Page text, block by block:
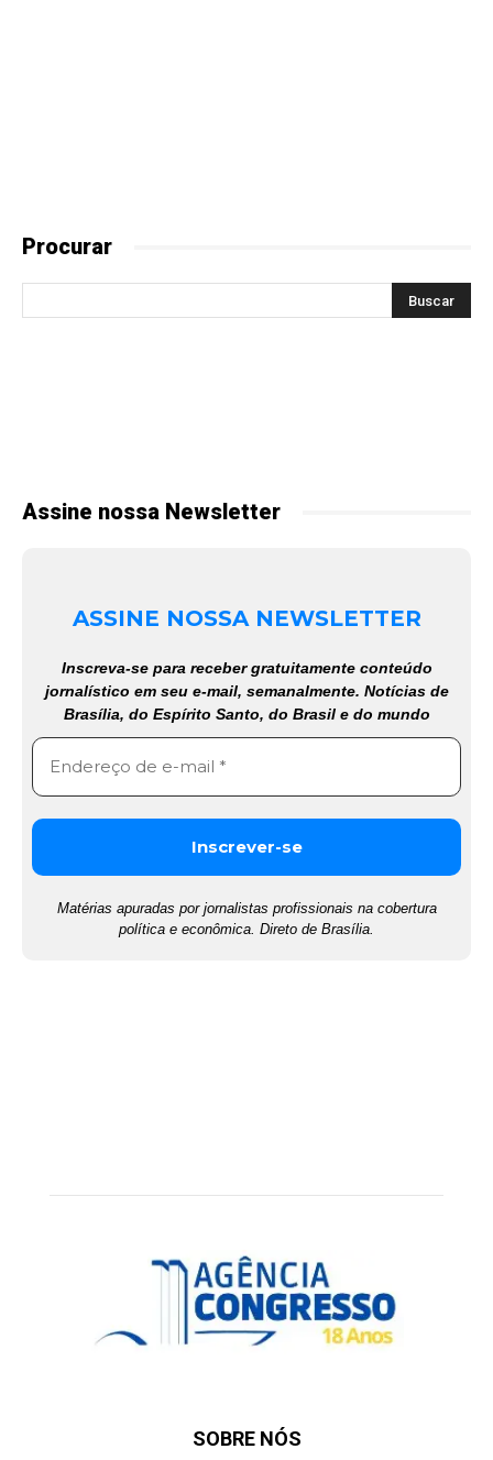
Procurar
Assine nossa Newsletter
ASSINE NOSSA NEWSLETTER
Inscreva-se para receber gratuitamente conteúdo
jornalístico em seu e-mail, semanalmente. Notícias de
Brasília, do Espírito Santo, do Brasil e do mundo
Matérias apuradas por jornalistas profissionais na cobertura
política e econômica. Direto de Brasília.
SOBRE NÓS